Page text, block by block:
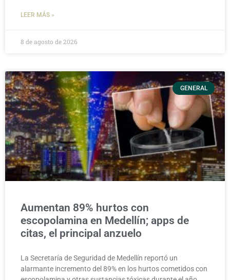
LEER MÁS »
8 de agosto de 2026
GENERAL
Aumentan 89% hurtos con
escopolamina en Medellín; apps de
citas, el principal anzuelo
La Secretaría de Seguridad de Medellín reportó un
alarmante incremento del 89% en los hurtos cometidos con